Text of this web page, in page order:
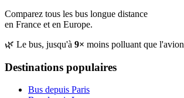
Comparez tous les bus longue distance
en France et en Europe.
🌿 Le bus, jusqu'à 9× moins polluant que l'avion
Destinations populaires
Bus depuis Paris